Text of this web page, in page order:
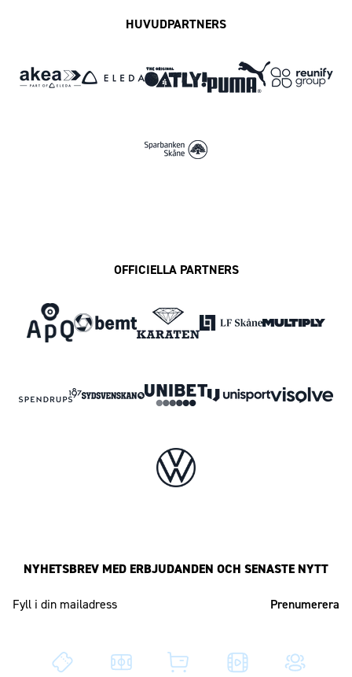
HUVUDPARTNERS
OFFICIELLA PARTNERS
NYHETSBREV MED ERBJUDANDEN OCH SENASTE NYTT